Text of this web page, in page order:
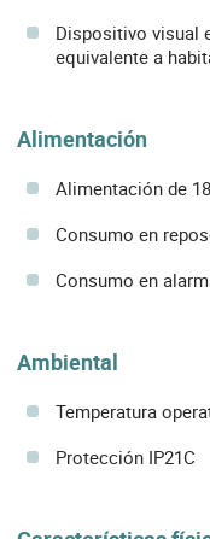
Dispositivo visual
equivalente a
Alimentación
Alimentación de
Consumo en
Consumo en
Ambiental
Temperatura
Protección IP21C